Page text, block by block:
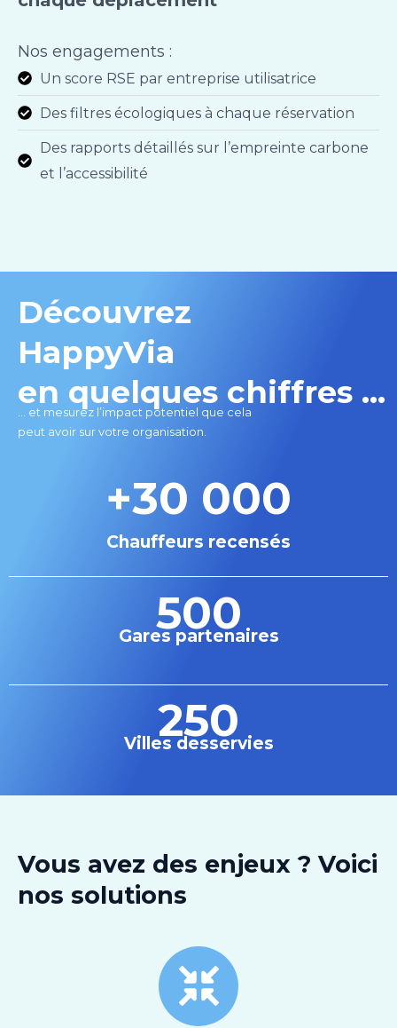
Nos engagements :
Un score RSE par entreprise utilisatrice
Des filtres écologiques à chaque réservation
Des rapports détaillés sur l’empreinte carbone
et l’accessibilité
Découvrez
HappyVia
en quelques chiffres ...
… et mesurez l’impact potentiel que cela
peut avoir sur votre organisation.
Chauffeurs recensés
+30 000
500
Gares partenaires
250
Villes desservies
Vous avez des enjeux ? Voici
nos solutions